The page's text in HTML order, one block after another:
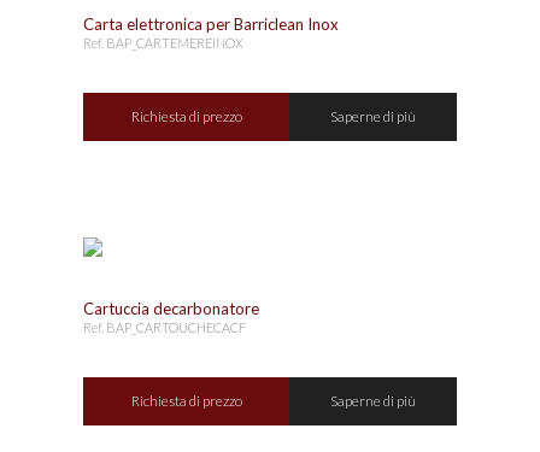
Carta elettronica per Barriclean Inox
Ref. BAP_CARTEMEREINOX
Richiesta di prezzo Saperne di più
Cartuccia decarbonatore
Ref. BAP_CARTOUCHECACF
Richiesta di prezzo Saperne di più